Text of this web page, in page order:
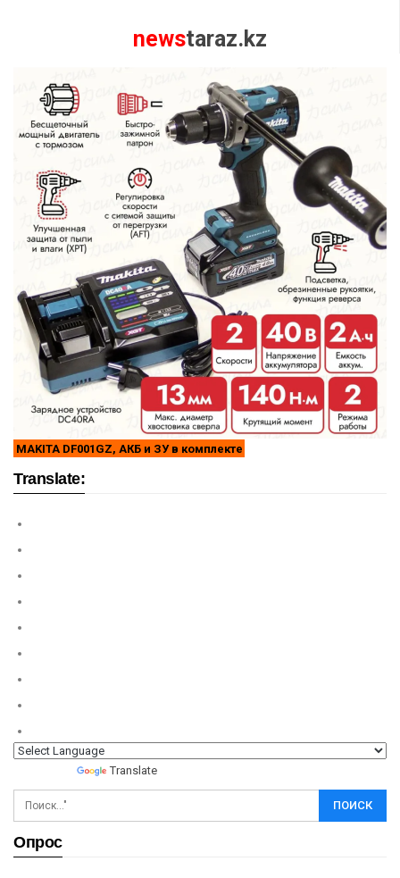
newstaraz.kz
MAKITA DF001GZ, АКБ и ЗУ в комплекте
Translate:
Translate
Опрос